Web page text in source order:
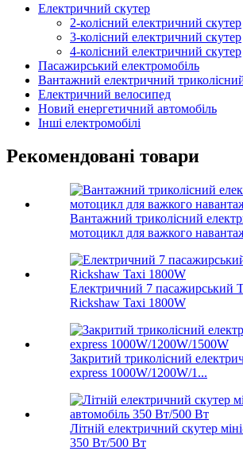
Електричний скутер
2-колісний електричний скутер
3-колісний електричний скутер
4-колісний електричний скутер
Пасажирський електромобіль
Вантажний електричний
Електричний велосипед
Новий енергетичний автомобіль
Інші електромобілі
Рекомендовані товари
Вантажний триколісний
мотоцикл для важкого
Електричний 7 пасажирський
Rickshaw Taxi 1800W
Закритий триколісний
express 1000W/1200W/1...
Літній електричний скутер
350 Вт/500 Вт